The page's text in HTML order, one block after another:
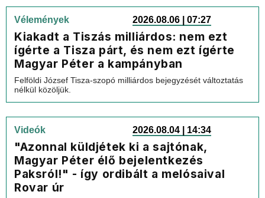
Vélemények 2026.08.06 | 07:27
Kiakadt a Tiszás milliárdos: nem ezt
ígérte a Tisza párt, és nem ezt ígérte
Magyar Péter a kampányban
Felföldi József Tisza-szopó milliárdos bejegyzését változtatás
nélkül közöljük.
Videók 2026.08.04 | 14:34
"Azonnal küldjétek ki a sajtónak,
Magyar Péter élő bejelentkezés
Paksról!" - így ordibált a melósaival
Rovar úr